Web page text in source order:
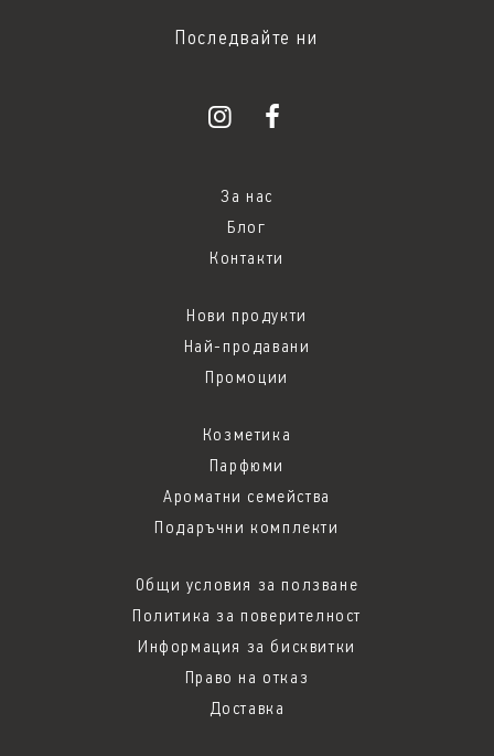
Последвайте ни
За нас
Блог
Контакти
Нови продукти
Най-продавани
Промоции
Козметика
Парфюми
Ароматни семейства
Подаръчни комплекти
Общи условия за ползване
Политика за поверителност
Информация за бисквитки
Право на отказ
Доставка